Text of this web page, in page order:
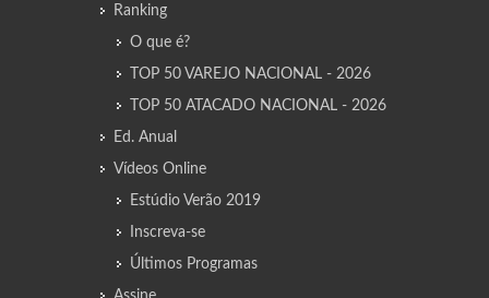
Ranking
O que é?
TOP 50 VAREJO NACIONAL - 2026
TOP 50 ATACADO NACIONAL - 2026
Ed. Anual
Vídeos Online
Estúdio Verão 2019
Inscreva-se
Últimos Programas